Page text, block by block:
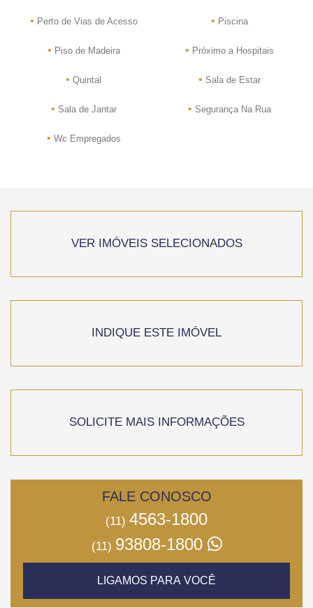
• Perto de Vias de Acesso • Piscina
• Piso de Madeira • Próximo a Hospitais
• Quintal • Sala de Estar
• Sala de Jantar • Segurança Na Rua
• Wc Empregados
VER IMÓVEIS SELECIONADOS
INDIQUE ESTE IMÓVEL
SOLICITE MAIS INFORMAÇÕES
FALE CONOSCO
(11) 4563-1800
(11) 93808-1800
LIGAMOS PARA VOCÊ